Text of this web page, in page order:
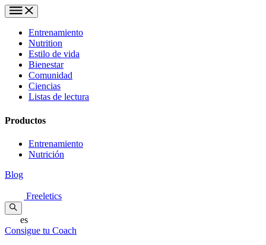
Entrenamiento
Nutrition
Estilo de vida
Bienestar
Comunidad
Ciencias
Listas de lectura
Productos
Entrenamiento
Nutrición
Blog
Freeletics
es
Consigue tu Coach